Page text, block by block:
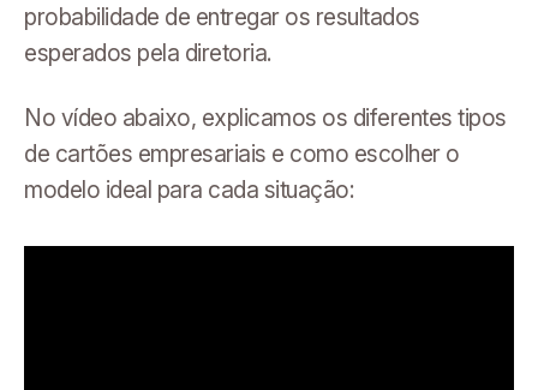
probabilidade de entregar os resultados
esperados pela diretoria.
No vídeo abaixo, explicamos os diferentes tipos
de cartões empresariais e como escolher o
modelo ideal para cada situação: